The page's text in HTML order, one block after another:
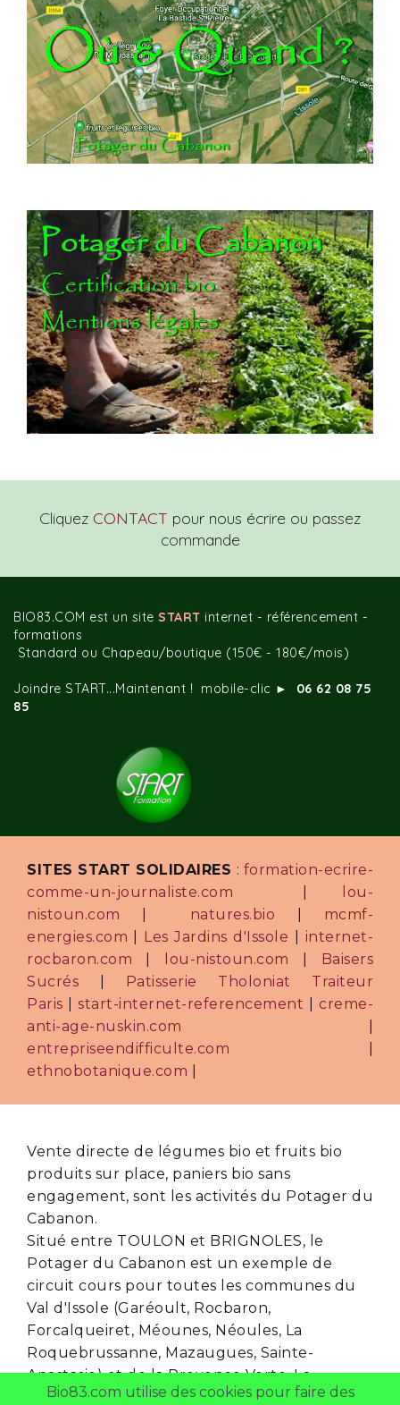
Cliquez CONTACT pour nous écrire ou passez
commande
BIO83.COM est un site START internet - référencement -
formations
Standard ou Chapeau/boutique (150€ - 180€/mois)
Joindre START...Maintenant ! mobile-clic ► 06 62 08 75
85
SITES START SOLIDAIRES : formation-ecrire-
comme-un-journaliste.com
lou-
nistoun.com
natures.bio
mcmf-
energies.com
Les Jardins d'Issole
internet-
rocbaron.com
lou-nistoun.com
Baisers
Sucrés
Patisserie Tholoniat Traiteur
Paris |start-internet-referencement
creme-
anti-age-nuskin.com
entrepriseendifficulte.com
ethnobotanique.com
Vente directe de légumes bio et fruits bio
produits sur place, paniers bio sans
engagement, sont les activités du Potager du
Cabanon.
Situé entre TOULON et BRIGNOLES, le
Potager du Cabanon est un exemple de
circuit cours pour toutes les communes du
Val d'Issole (Garéoult, Rocbaron,
Forcalqueiret, Méounes, Néoules, La
Roquebrussanne, Mazaugues, Sainte-
Anastasie) et de la Provence Verte. La
clientèle "bio" du Potager du Cabanon
Bio83.com utilise des cookies pour faire des